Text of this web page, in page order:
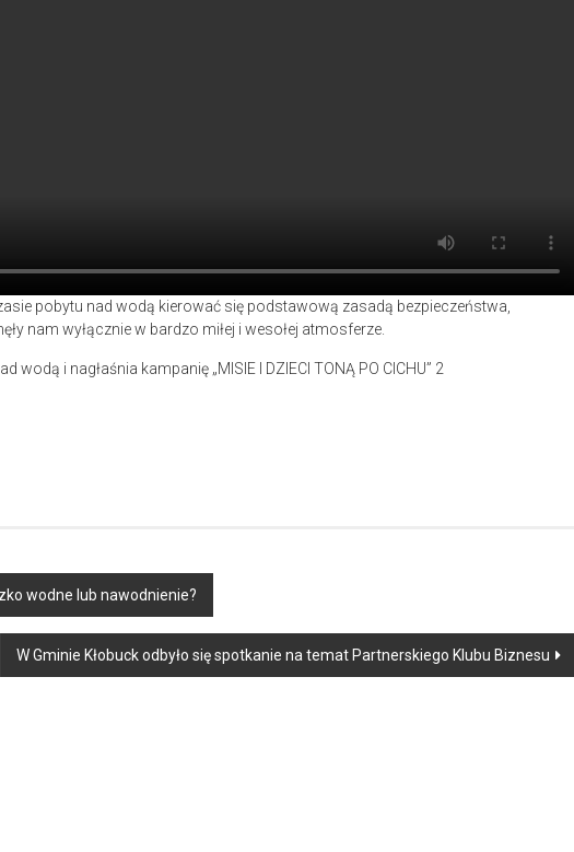
pobytu nad wodą kierować się podstawową zasadą bezpieczeństwa,
nam wyłącznie w bardzo miłej i wesołej atmosferze.
wodne lub nawodnienie?
W Gminie Kłobuck odbyło się spotkanie na temat Partnerskiego Klubu Biznesu